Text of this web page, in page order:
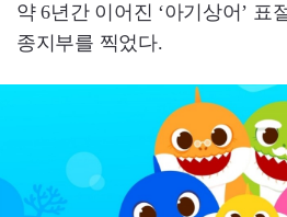
약 6년간 이어진 ‘아기상어’ 표
종지부를 찍었다.